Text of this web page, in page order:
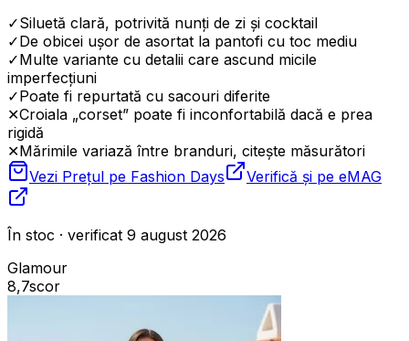
✓Siluetă clară, potrivită nunți de zi și cocktail
✓De obicei ușor de asortat la pantofi cu toc mediu
✓Multe variante cu detalii care ascund micile
imperfecțiuni
✓Poate fi repurtată cu sacouri diferite
✕Croiala „corset” poate fi inconfortabilă dacă e prea
rigidă
✕Mărimile variază între branduri, citește măsurători
Vezi Prețul pe Fashion Days Verifică și pe eMAG
În stoc · verificat 9 august 2026
Glamour
8,7scor